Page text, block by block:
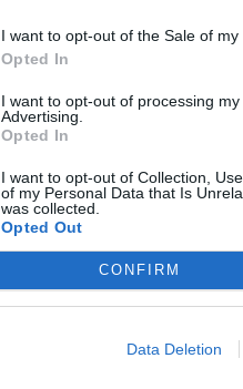
I want to opt-out of the Sale of
Opted In
I want to opt-out of processing
Advertising.
Opted In
I want to opt-out of Collection,
of my Personal Data that Is
was collected.
Opted Out
CONFIRM
Data Deletion